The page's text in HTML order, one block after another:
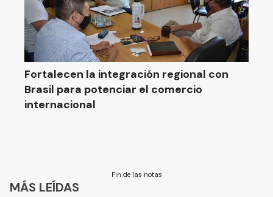
Fortalecen la integración regional con
Brasil para potenciar el comercio
internacional
Fin de las notas
MÁS LEÍDAS